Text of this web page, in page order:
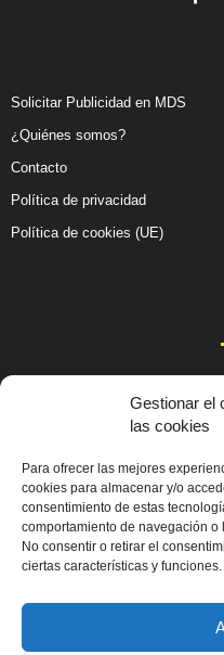
Gestionar el
las cookies
Para ofrecer las mejores
cookies para almacenar y/o
consentimiento de estas
comportamiento de navegación
No consentir o retirar el
ciertas características y funciones.
Solicitar Publicidad en MDS
¿Quiénes somos?
Contacto
Política de privacidad
Política de cookies (UE)
Educación
Comunidades
Derechos y Política